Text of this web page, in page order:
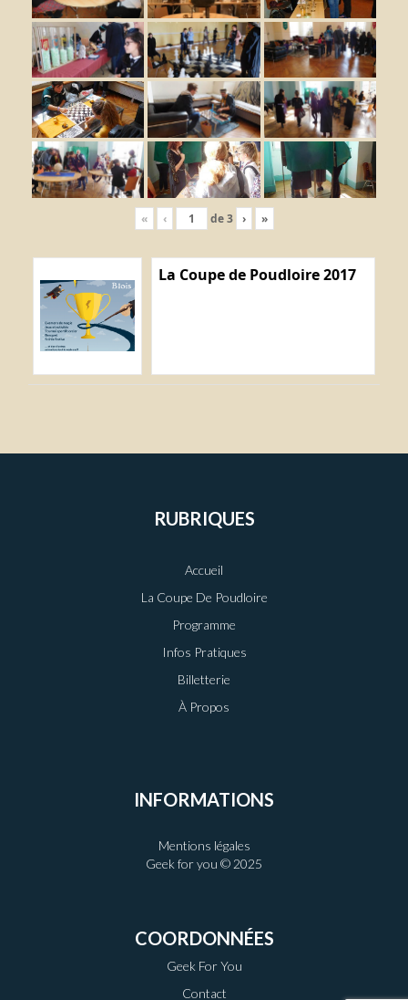
« ‹ de3 › »
La Coupe de Poudloire 2017
RUBRIQUES
Accueil
La Coupe De Poudloire
Programme
Infos Pratiques
Billetterie
À Propos
INFORMATIONS
Mentions légales
Geek for you © 2025
COORDONNÉES
Geek For You
Contact